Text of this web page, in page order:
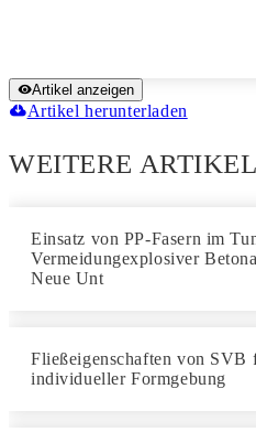
Artikel anzeigen
Artikel herunterladen
WEITERE ARTIKEL
Einsatz von PP-Fasern im
Vermeidungexplosiver
Neue Unt
Fließeigenschaften von
individueller Formgebung